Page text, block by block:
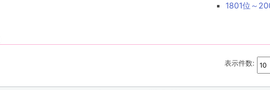
1801位～
表示件数: